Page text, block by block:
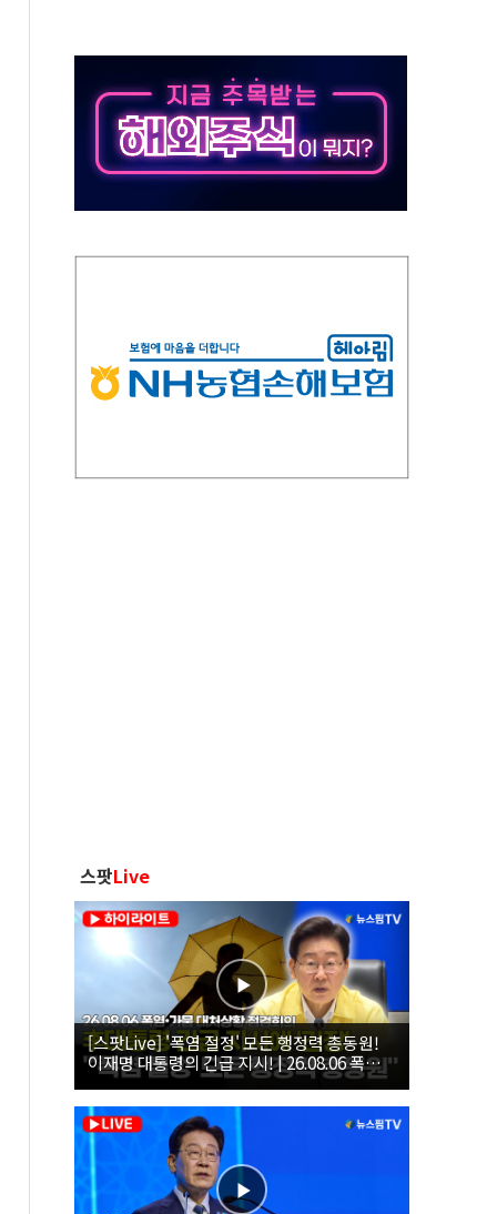
착 의무화 추진..."업계 성장 저해" 우려도
추진
청, 해상 마약밀수 '3중 차단'
…일본·동남아 사업 확대
스팟Live
[스팟Live] '폭염 절정' 모든 행정력 총동원!
이재명 대통령의 긴급 지시! | 26.08.06 폭염•
가뭄 대처상황 점검회의